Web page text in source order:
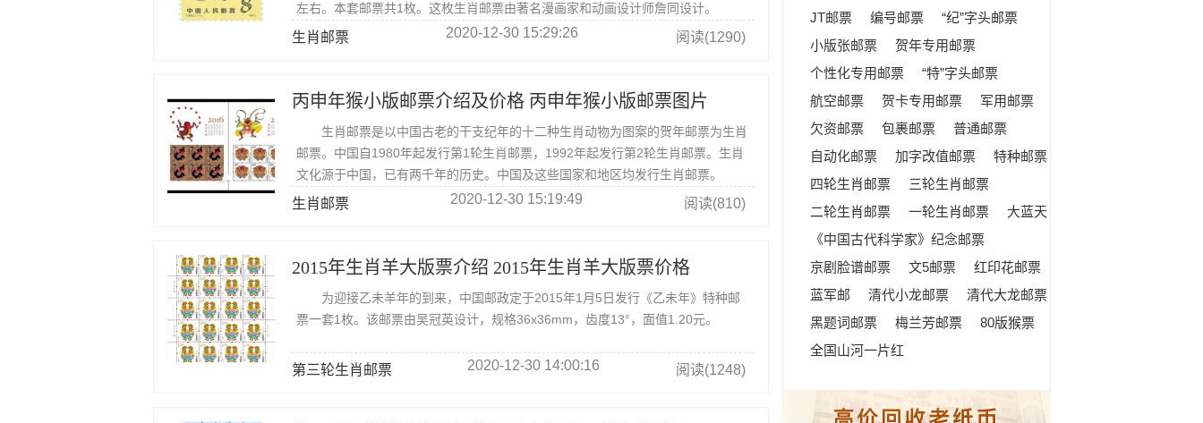
左右。本套邮票共1枚。这枚生肖邮票由著名漫画家和动画设计师詹同设计。
生肖邮票 2020-12-30 15:29:26 阅读(1290)
丙申年猴小版邮票介绍及价格 丙申年猴小版邮票图片
生肖邮票是以中国古老的干支纪年的十二种生肖动物为图案的贺年邮票为生肖
邮票。中国自1980年起发行第1轮生肖邮票，1992年起发行第2轮生肖邮票。生肖
文化源于中国，已有两千年的历史。中国及这些国家和地区均发行生肖邮票。
生肖邮票 2020-12-30 15:19:49 阅读(810)
2015年生肖羊大版票介绍 2015年生肖羊大版票价格
为迎接乙未羊年的到来，中国邮政定于2015年1月5日发行《乙未年》特种邮
票一套1枚。该邮票由吴冠英设计，规格36x36mm，齿度13°，面值1.20元。
第三轮生肖邮票 2020-12-30 14:00:16 阅读(1248)
JT邮票
编号邮票
“纪”字头邮票
小版张邮票
贺年专用邮票
个性化专用邮票
“特”字头邮票
航空邮票
贺卡专用邮票
军用邮票
欠资邮票
包裹邮票
普通邮票
自动化邮票
加字改值邮票
特种邮票
四轮生肖邮票
三轮生肖邮票
二轮生肖邮票
一轮生肖邮票
大蓝天
《中国古代科学家》纪念邮票
京剧脸谱邮票
文5邮票
红印花邮票
蓝军邮
清代小龙邮票
清代大龙邮票
黑题词邮票
梅兰芳邮票
80版猴票
全国山河一片红